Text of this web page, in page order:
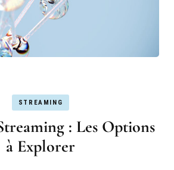
STREAMING
: Les Options
à Explorer